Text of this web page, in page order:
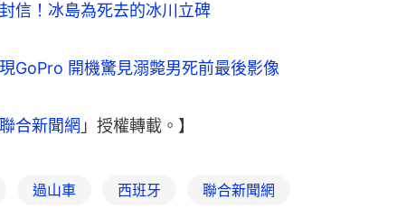
信！冰島為死去的冰川立碑
GoPro 開機驚見溺斃男死前最後影像
聯合新聞網 」授權轉載。】
過山車 西班牙 聯合新聞網